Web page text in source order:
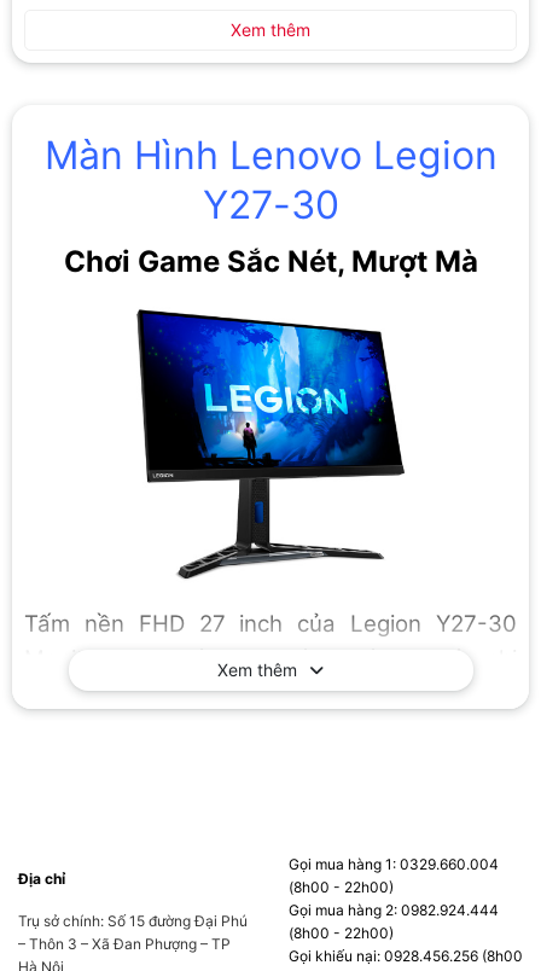
Màn Hình Lenovo Legion
Y27-30
Chơi Game Sắc Nét, Mượt Mà
Tấm nền FHD 27 inch của Legion Y27-30
Monitor cho phép bạn đánh giá cao các chi
tiết sắc nét và quan sát mọi yếu tố một cách
Trong khi chơi game, một tích tắc có thể biến
chiến thắng dễ dàng thành thua. Thời gian
phản hồi cực cao
0,5ms MPRTgiúp bạn nắm
Xem thêm
Xem thêm
Địa chỉ
Trụ sở chính: Số 15 đường Đại Phú
– Thôn 3 – Xã Đan Phượng – TP
Hà Nội
Gọi mua hàng 1: 0329.660.004
(8h00 - 22h00)
Gọi mua hàng 2: 0982.924.444
(8h00 - 22h00)
Gọi khiếu nại: 0928.456.256 (8h00